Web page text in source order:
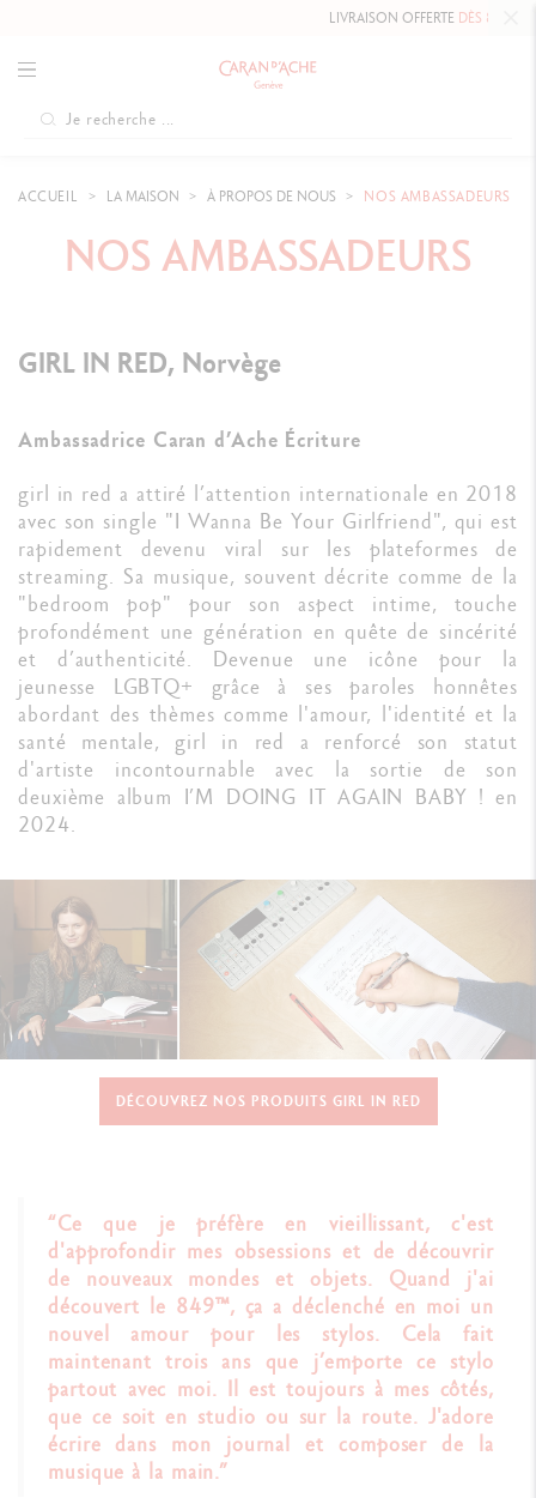
LIVRAISON OFFERTEDÈS 80 €.
ACCUEIL LA MAISON À PROPOS DE NOUS NOS AMBASSADEURS
NOS AMBASSADEURS
GIRL IN RED, Norvège
Ambassadrice Caran d’Ache Écriture
girl in red a attiré l’attention internationale en 2018
avec son single "I Wanna Be Your Girlfriend", qui est
rapidement devenu viral sur les plateformes de
streaming. Sa musique, souvent décrite comme de la
"bedroom pop" pour son aspect intime, touche
profondément une génération en quête de sincérité
et d’authenticité. Devenue une icône pour la
jeunesse LGBTQ+ grâce à ses paroles honnêtes
abordant des thèmes comme l'amour, l'identité et la
santé mentale, girl in red a renforcé son statut
d'artiste incontournable avec la sortie de son
deuxième album I’M DOING IT AGAIN BABY ! en
2024.
DÉCOUVREZ NOS PRODUITS GIRL IN RED
“Ce que je préfère en vieillissant, c'est
d'approfondir mes obsessions et de découvrir
de nouveaux mondes et objets. Quand j'ai
découvert le 849™, ça a déclenché en moi un
nouvel amour pour les stylos. Cela fait
maintenant trois ans que j’emporte ce stylo
partout avec moi. Il est toujours à mes côtés,
que ce soit en studio ou sur la route. J'adore
écrire dans mon journal et composer de la
musique à la main.”